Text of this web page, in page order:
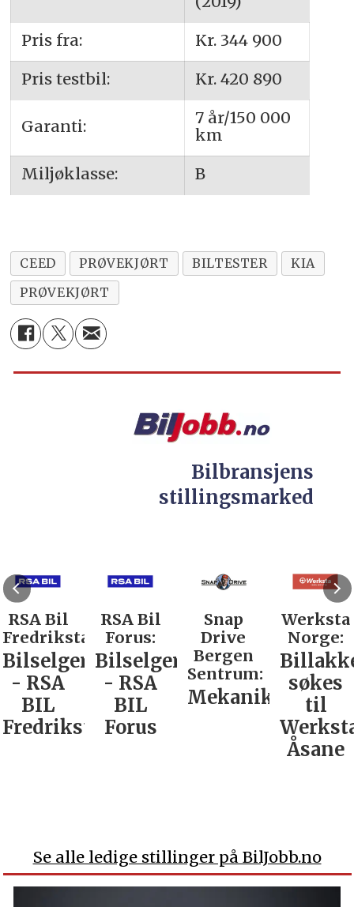
Pris fra:
Kr. 344 900
Pris testbil:
Kr. 420 890
Garanti:
7 år/150 000
km
Miljøklasse:
B
CEED PRØVEKJØRT BILTESTER
KIA
PRØVEKJØRT
Bilbransjens
stillingsmarked
RSA Bil
Fredrikstad:
Bilselger
- RSA
BIL
Fredrikstad
RSA Bil
Forus:
Bilselger
- RSA
BIL
Forus
Snap
Drive
Bergen
Sentrum:
Mekaniker
Werksta
Norge:
søkes
til
Åsane
Se alle ledige stillinger på BilJobb.no